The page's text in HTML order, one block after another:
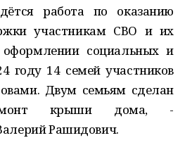
работа по оказанию
участникам СВО и их
социальных и
году 14 семей участников
Двум семьям сделан
крыши дома, -
Рашидович.